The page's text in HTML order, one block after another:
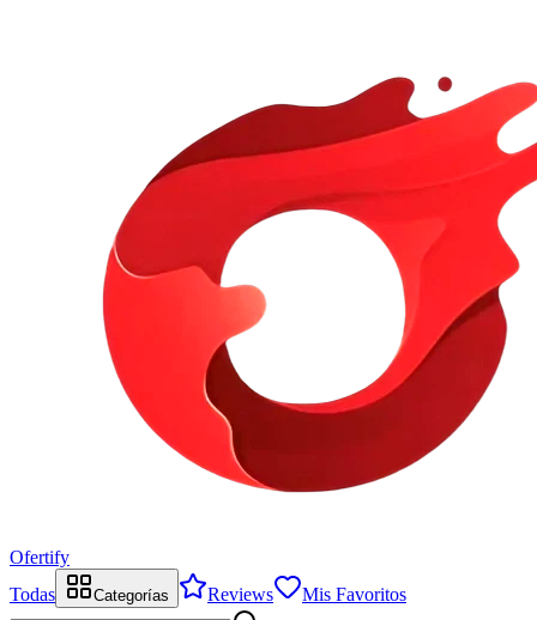
Ofertify
Todas
Categorías Reviews Mis Favoritos